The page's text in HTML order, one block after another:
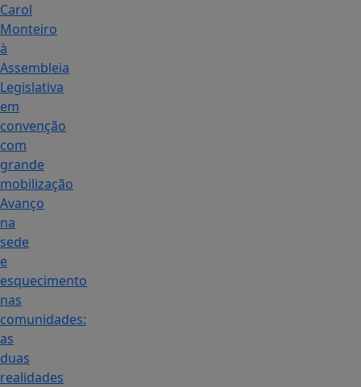
Carol
Monteiro
à
Assembleia
Legislativa
em
convenção
com
grande
mobilização
Avanço
na
sede
e
esquecimento
nas
comunidades:
as
duas
realidades